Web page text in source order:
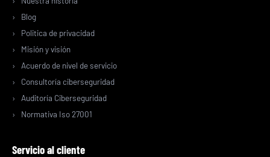
Blog
Politica de privacidad
Misión y visión
Acuerdo de nivel de servicio
Consultoría ciberseguridad
Auditoría Ciberseguridad
Normativa Iso 27001
Servicio al cliente